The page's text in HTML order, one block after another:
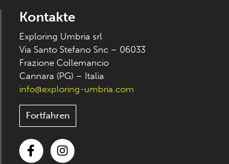
Kontakte
Exploring Umbria srl
Via Santo Stefano Snc – 06033
Frazione Collemancio
Cannara (PG) – Italia
info@exploring-umbria.com
Fortfahren